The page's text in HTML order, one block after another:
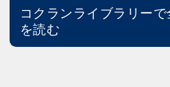
コクランライブラリーで
を読む